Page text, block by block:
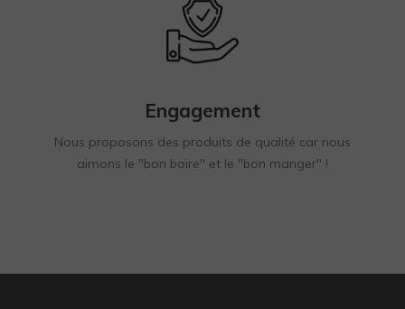
Engagement
Nous proposons des produits de qualité car nous
aimons le "bon boire" et le "bon manger" !